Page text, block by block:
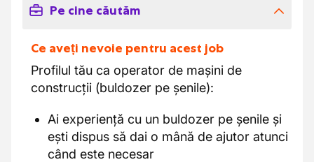
Pe cine căutăm
Ce aveți nevoie pentru acest job
Profilul tău ca operator de mașini de
construcții (buldozer pe șenile):
Ai experiență cu un buldozer pe șenile și
ești dispus să dai o mână de ajutor atunci
când este necesar